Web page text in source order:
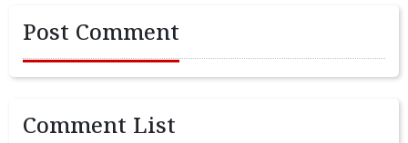
Post Comment
Comment List